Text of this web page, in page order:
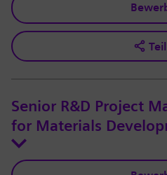
Senior R&D Project
for Materials